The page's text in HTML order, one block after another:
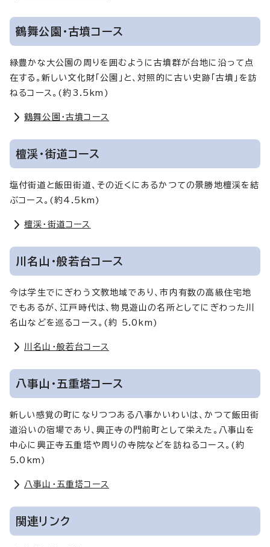
鶴舞公園・古墳コース
緑豊かな大公園の周りを囲むように古墳群が台地に沿って点
在する。新しい文化財「公園」と、対照的に古い史跡「古墳」を訪
ねるコース。(約3.5km)
鶴舞公園・古墳コース
檀渓・街道コース
塩付街道と飯田街道、その近くにあるかつての景勝地檀渓を結
ぶコース。(約4.5km)
檀渓・街道コース
川名山・般若台コース
今は学生でにぎわう文教地域であり、市内有数の高級住宅地
でもあるが、江戸時代は、物見遊山の名所としてにぎわった川
名山などを巡るコース。(約 5.0km)
川名山・般若台コース
八事山・五重塔コース
新しい感覚の町になりつつある八事かいわいは、かつて飯田街
道沿いの宿場であり、興正寺の門前町として栄えた。八事山を
中心に興正寺五重塔や周りの寺院などを訪ねるコース。(約
5.0km)
八事山・五重塔コース
関連リンク